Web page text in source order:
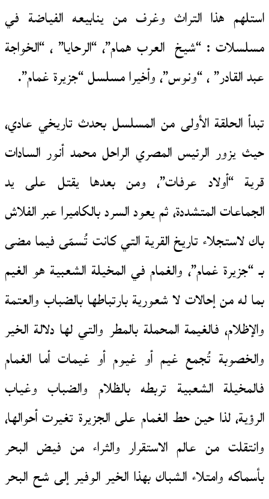
استلهم هذا التراث وغرف من ينابيعه الفياضة في
مسلسلات : “شيخ العرب همام”، “الرحايا” ، “الخواجة
عبد القادر” ، “ونوس”، وأخيرا مسلسل “جزيرة غمام”.
تبدأ الحلقة الأولى من المسلسل بحدث تاريخي عادي،
حيث يزور الرئيس المصري الراحل محمد أنور السادات
قرية “أولاد عرفات”، ومن بعدها يقتل على يد
الجماعات المتشددة، ثم يعود السرد بالكاميرا عبر الفلاش
باك لاستجلاء تاريخ القرية التي كانت تُسمّى فيما مضى
بـ “جزيرة غمام”، والغمام في المخيلة الشعبية هو الغيم
بما له من إحالات لا شعورية بارتباطها بالضباب والعتمة
والإظلام، فالغيمة المحملة بالمطر والتي لها دلالة الخير
والخصوبة تُجمع غيم أو غيوم أو غيمات أما الغمام
فالمخيلة الشعبية تربطه بالظلام والضباب وغياب
الرؤية، لذا حين حط الغمام على الجزيرة تغيرت أحوالها،
وانتقلت من عالم الاستقرار والثراء من فيض البحر
بأسماكه وامتلاء الشباك بهذا الخير الوفير إلى شح البحر